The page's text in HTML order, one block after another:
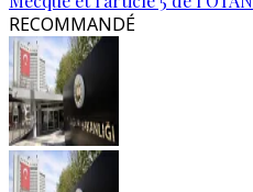
RECOMMANDÉ